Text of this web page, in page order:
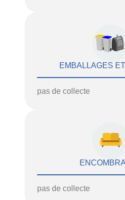
EMBALLAGES
pas de collecte
pas de collecte